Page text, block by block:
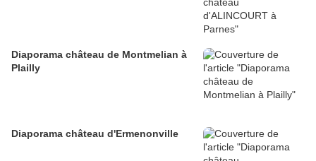
Diaporama château de Montmelian à
Plailly
Diaporama château d'Ermenonville